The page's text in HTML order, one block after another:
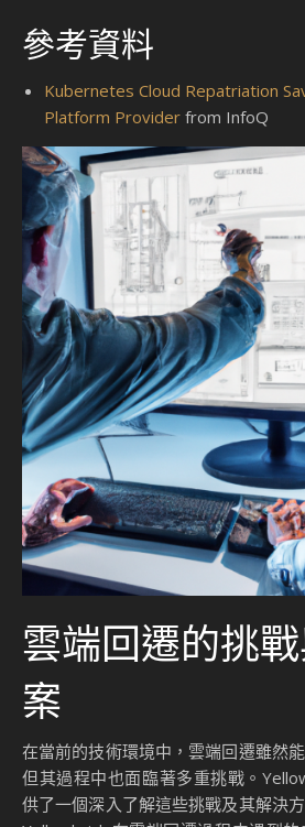
參考資料
Kubernetes Cloud Repatriation
Platform Provider from InfoQ
雲端回遷的挑
案
在當前的技術環境中，雲端回遷雖然
但其過程中也面臨著多重挑戰。
供了一個深入了解這些挑戰及其解決